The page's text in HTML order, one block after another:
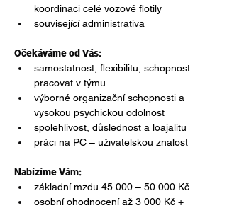
koordinaci celé vozové flotily
související administrativa
Očekáváme od Vás:
samostatnost, flexibilitu, schopnost
pracovat v týmu
výborné organizační schopnosti a
vysokou psychickou odolnost
spolehlivost, důslednost a loajalitu
práci na PC – uživatelskou znalost
Nabízíme Vám:
základní mzdu 45 000 – 50 000 Kč
osobní ohodnocení až 3 000 Kč +